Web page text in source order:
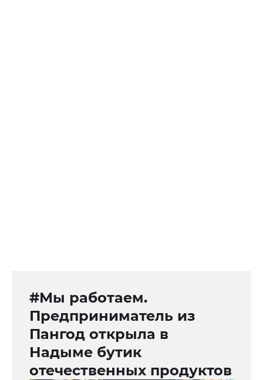
#Мы работаем.
Предприниматель из
Пангод открыла в
Надыме бутик
отечественных продуктов